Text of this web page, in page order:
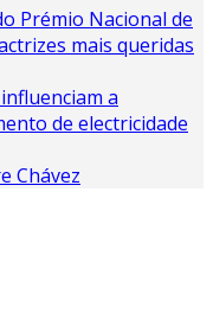
Prémio Nacional de
mais queridas
a
de electricidade
Chávez